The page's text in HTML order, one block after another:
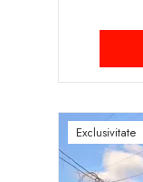
Exclusivitate